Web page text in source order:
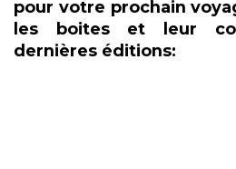
pour votre prochain
les boites et leur
dernières éditions: